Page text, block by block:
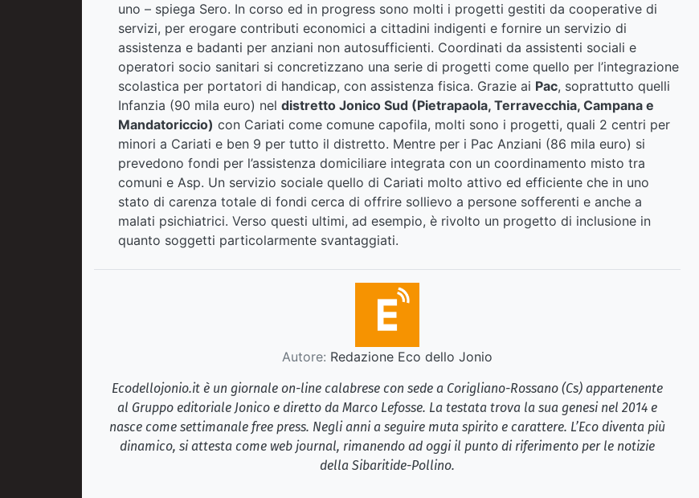
uno – spiega Sero. In corso ed in progress sono molti i progetti gestiti da cooperative di
servizi, per erogare contributi economici a cittadini indigenti e fornire un servizio di
assistenza e badanti per anziani non autosufficienti. Coordinati da assistenti sociali e
operatori socio sanitari si concretizzano una serie di progetti come quello per l’integrazione
scolastica per portatori di handicap, con assistenza fisica. Grazie ai Pac, soprattutto quelli
Infanzia (90 mila euro) nel distretto Jonico Sud (Pietrapaola, Terravecchia, Campana e
Mandatoriccio) con Cariati come comune capofila, molti sono i progetti, quali 2 centri per
minori a Cariati e ben 9 per tutto il distretto. Mentre per i Pac Anziani (86 mila euro) si
prevedono fondi per l’assistenza domiciliare integrata con un coordinamento misto tra
comuni e Asp. Un servizio sociale quello di Cariati molto attivo ed efficiente che in uno
stato di carenza totale di fondi cerca di offrire sollievo a persone sofferenti e anche a
malati psichiatrici. Verso questi ultimi, ad esempio, è rivolto un progetto di inclusione in
quanto soggetti particolarmente svantaggiati.
Autore: Redazione Eco dello Jonio
Ecodellojonio.it è un giornale on-line calabrese con sede a Corigliano-Rossano (Cs) appartenente
al Gruppo editoriale Jonico e diretto da Marco Lefosse. La testata trova la sua genesi nel 2014 e
nasce come settimanale free press. Negli anni a seguire muta spirito e carattere. L’Eco diventa più
dinamico, si attesta come web journal, rimanendo ad oggi il punto di riferimento per le notizie
della Sibaritide-Pollino.